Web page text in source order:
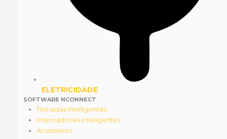
ELETRICIDADE
SOFTWARE NCONNECT
Tomadas inteligentes
Interruptores inteligentes
Acessórios